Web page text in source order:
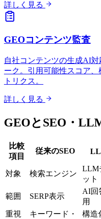
詳しく見る
GEOコンテンツ監査
自社コンテンツの生成AI
ーク。引用可能性スコア
トリクス。
詳しく見る
GEOとSEO・
比較
項目
従来のSEO
対象 検索エンジン
LLM
ット
範囲 SERP表示
AI回
用
重視
キーワード・
構造